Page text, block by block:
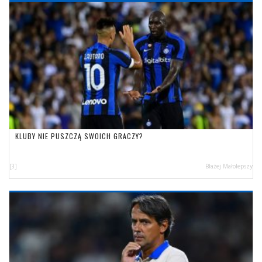
KLUBY NIE PUSZCZĄ SWOICH GRACZY?
[3] Błażej Małolepszy